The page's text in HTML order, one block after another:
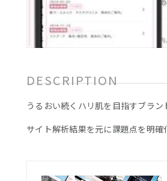
DESCRIPTION
うるおい続くハリ肌を目指すブラ
サイト解析結果を元に課題点を明